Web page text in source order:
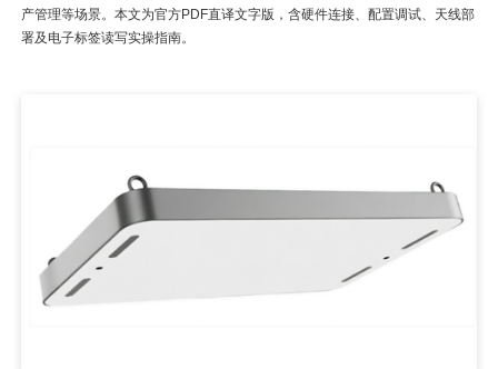
产管理等场景。本文为官方PDF直译文字版，含硬件连接、配置调试、天线部
署及电子标签读写实操指南。